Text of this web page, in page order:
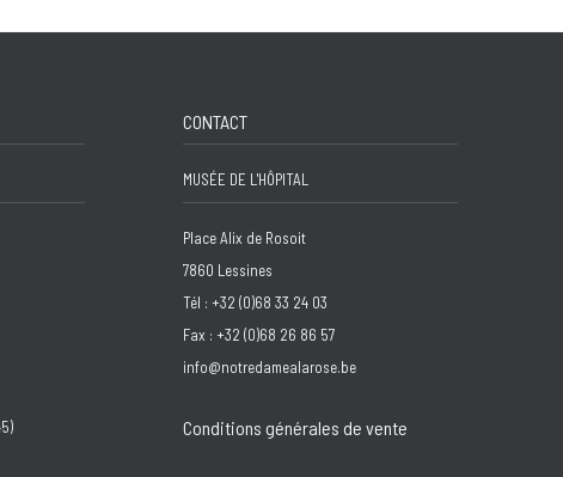
CONTACT
MUSÉE DE L'HÔPITAL
Place Alix de Rosoit
7860 Lessines
Tél : +32 (0)68 33 24 03
Fax : +32 (0)68 26 86 57
info@notredamealarose.be
Conditions générales de vente